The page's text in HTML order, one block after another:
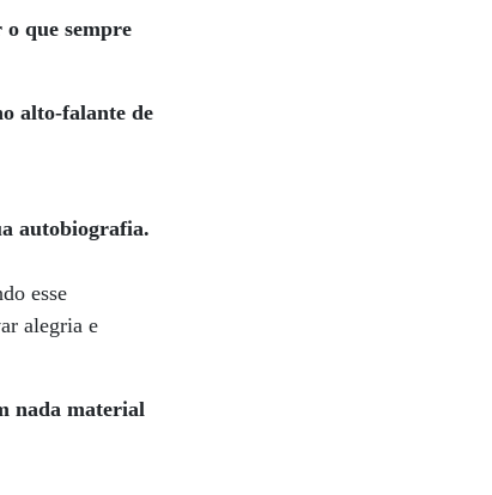
que sempre
alto-falante de
autobiografia.
esse
alegria e
nada material